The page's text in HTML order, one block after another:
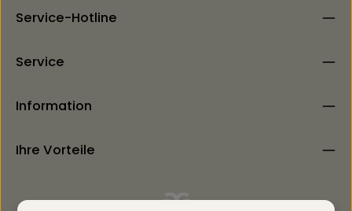
Service-Hotline
Service
Information
Ihre Vorteile